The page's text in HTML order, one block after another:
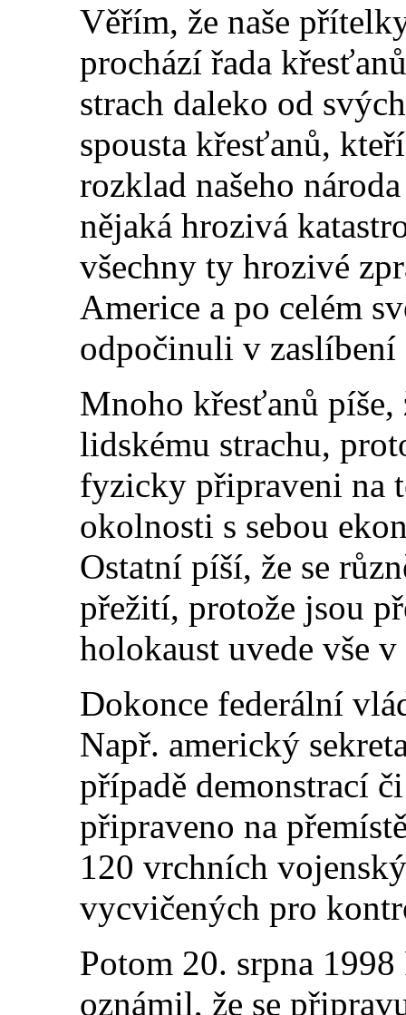
Věřím, že naše
prochází řada
strach daleko od
spousta křesťanů,
rozklad našeho
nějaká hrozivá
všechny ty hrozivé
Americe a po celém
odpočinuli v
Mnoho křesťanů píše,
lidskému strachu,
fyzicky připraveni na
okolnosti s sebou
Ostatní píší, že se
přežití, protože jsou
holokaust uvede vše v
Dokonce federální
Např. americký
případě demonstrací
připraveno na
120 vrchních
vycvičených pro
Potom 20. srpna
oznámil, že se